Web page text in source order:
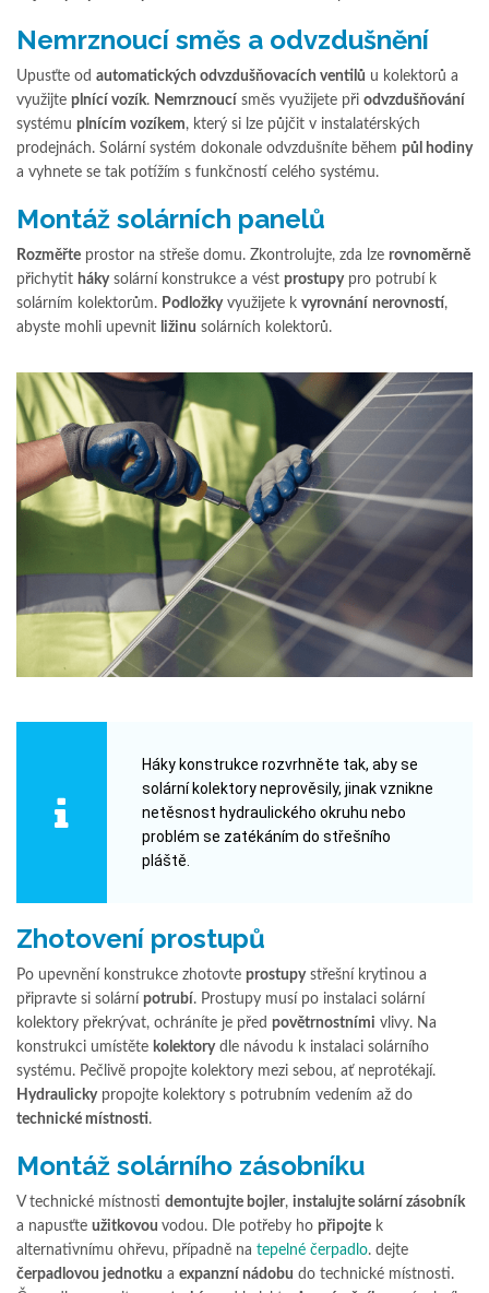
Nemrznoucí směs a odvzdušnění
Upusťte od automatických odvzdušňovacích ventilů u kolektorů a
využijte plnící vozík. Nemrznoucí směs využijete při odvzdušňování
systému plnícím vozíkem, který si lze půjčit v instalatérských
prodejnách. Solární systém dokonale odvzdušníte během půl hodiny
a vyhnete se tak potížím s funkčností celého systému.
Montáž solárních panelů
Rozměřte prostor na střeše domu. Zkontrolujte, zda lze rovnoměrně
přichytit hákysolární konstrukce a vést prostupypro potrubí k
solárním kolektorům. Podložkyvyužijete k vyrovnání nerovností,
abyste mohli upevnit ližinu solárních kolektorů.
Háky konstrukce rozvrhněte tak, aby se
solární kolektory neprověsily, jinak vznikne
netěsnost hydraulického okruhu nebo
problém se zatékáním do střešního
pláště.
Zhotovení prostupů
Po upevnění konstrukce zhotovte prostupystřešní krytinou a
připravte si solární potrubí. Prostupy musí po instalaci solární
kolektory překrývat, ochráníte je před povětrnostními vlivy. Na
konstrukci umístěte kolektorydle návodu k instalaci solárního
systému. Pečlivě propojte kolektory mezi sebou, ať neprotékají.
Hydraulickypropojte kolektory s potrubním vedením až do
technické místnosti.
Montáž solárního zásobníku
V technické místnosti demontujte bojler, instalujte solární zásobník
a napusťte užitkovou vodou. Dle potřeby ho připojte k
alternativnímu ohřevu, případně na tepelné čerpadlo. dejte
čerpadlovou jednotku a expanzní nádobu do technické místnosti.